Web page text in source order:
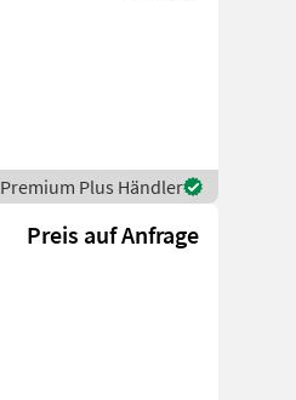
Premium Plus Händler
Preis auf Anfrage